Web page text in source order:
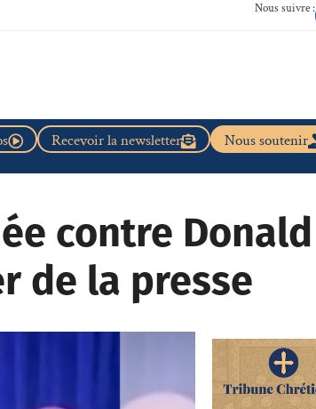
Nous suivre :
Nous soutenir
Recevoir la newsletter
contre Donald
de la presse